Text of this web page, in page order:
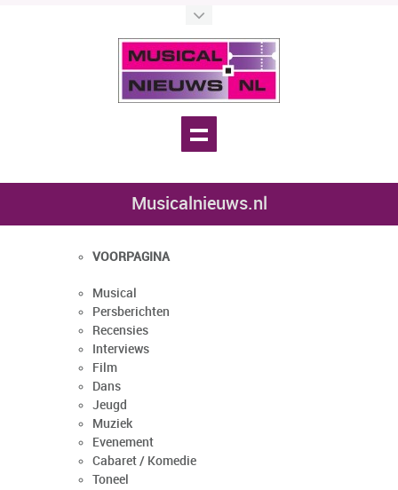
Musicalnieuws.nl
VOORPAGINA
Musical
Persberichten
Recensies
Interviews
Film
Dans
Jeugd
Muziek
Evenement
Cabaret / Komedie
Toneel